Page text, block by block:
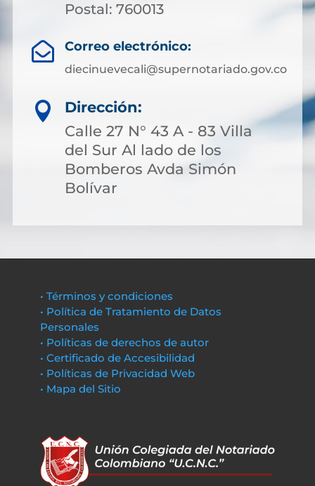
Postal: 760013
 Correo electrónico:
diecinuevecali@supernotariado.gov.co

Dirección:
Calle 27 N° 43 A - 83 Villa
del Sur Al lado de los
Bomberos Avda Simón
Bolívar
• Términos y condiciones
• Política de Tratamiento de Datos
Personales
• Políticas de derechos de autor
• Certificado de Accesibilidad
• Políticas de Privacidad Web
• Mapa del Sitio